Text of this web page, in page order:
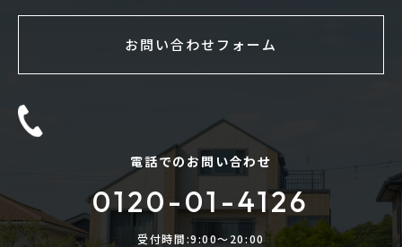
お問い合わせフォーム
電話でのお問い合わせ
0120-01-4126
受付時間:9:00〜20:00